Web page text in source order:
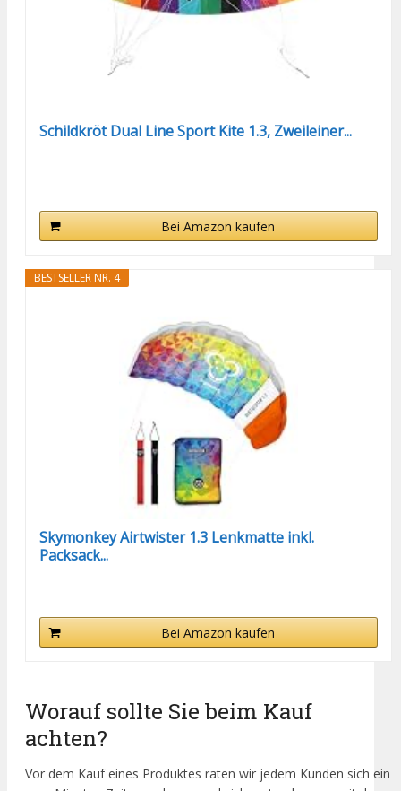
Schildkröt Dual Line Sport Kite 1.3, Zweileiner...
Bei Amazon kaufen
BESTSELLER NR. 4
Skymonkey Airtwister 1.3 Lenkmatte inkl.
Packsack...
Bei Amazon kaufen
Worauf sollte Sie beim Kauf
achten?
Vor dem Kauf eines Produktes raten wir jedem Kunden sich ein